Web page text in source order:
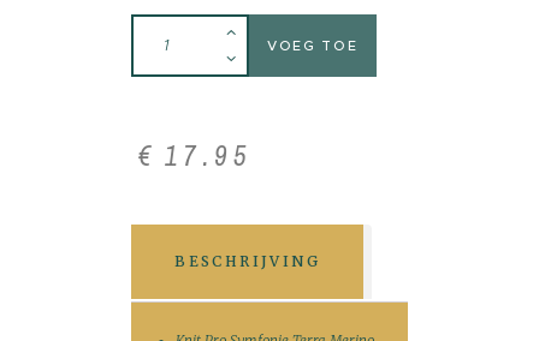
VOEG TOE
€ 17. 95
BESCHRIJVING